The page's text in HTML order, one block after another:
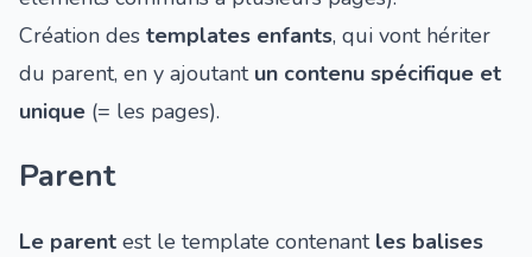
Création des templates enfants, qui vont hériter
du parent, en y ajoutant un contenu spécifique et
unique (= les pages).
Parent
Le parent est le template contenant les balises